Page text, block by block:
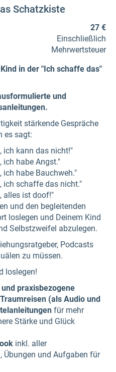
Schatzkiste
27 €
Einschließlich
Mehrwertsteuer
in der "Ich schaffe das"
und
stärkende Gespräche
es sagt:
ich kann das nicht!"
ich habe Angst."
ich habe Bauchweh."
ich schaffe das nicht."
alles ist doof!"
und den begleitenden
loslegen und Deinem Kind
Selbstzweifel abzulegen.
Podcasts
zu müssen.
loslegen!
praxisbezogene
(als Audio und
für mehr
Stärke und Glück
inkl. aller
Übungen und Aufgaben für